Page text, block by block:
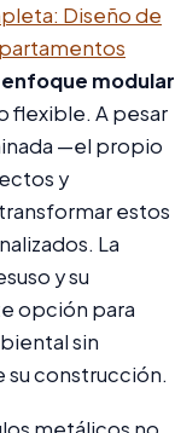
Diseño de
enfoque modular
flexible. A pesar
—el propio
y
estos
La
y su
opción para
sin
su construcción.